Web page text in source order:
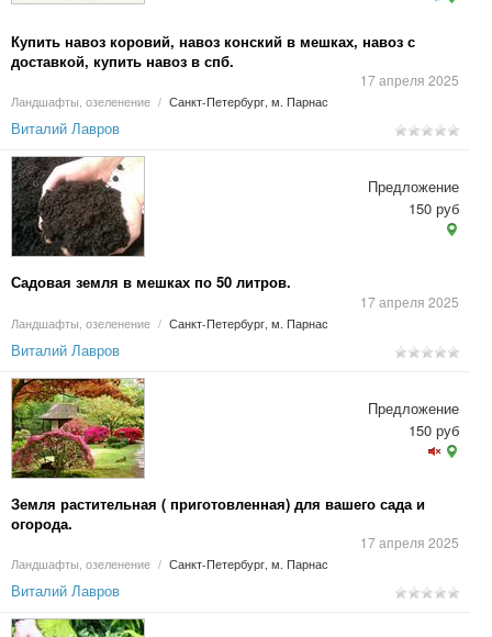
Купить навоз коровий, навоз конский в мешках, навоз с
доставкой, купить навоз в спб.
17 апреля 2025
Ландшафты, озеленение / Санкт-Петербург, м. Парнас
Виталий Лавров
Садовая земля в мешках по 50 литров.
17 апреля 2025
Ландшафты, озеленение / Санкт-Петербург, м. Парнас
Предложение
150 руб
Виталий Лавров
Земля растительная ( приготовленная) для вашего сада и
огорода.
17 апреля 2025
Ландшафты, озеленение / Санкт-Петербург, м. Парнас
Предложение
150 руб
Виталий Лавров